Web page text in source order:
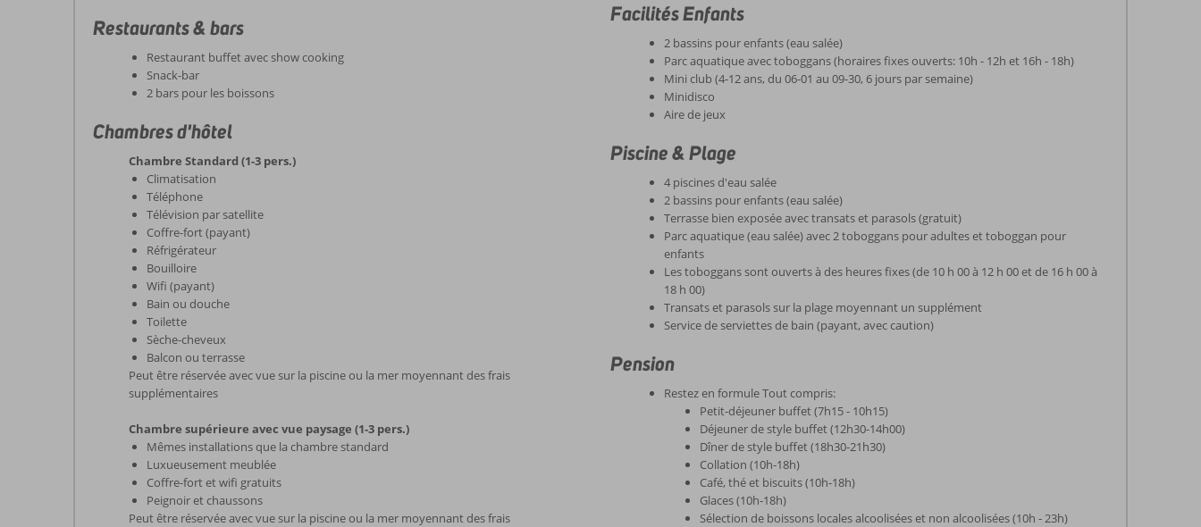
Restaurants & bars
Restaurant buffet avec show cooking
Snack-bar
2 bars pour les boissons
Chambres d'hôtel
Chambre Standard (1-3 pers.)
Climatisation
Téléphone
Télévision par satellite
Coffre-fort (payant)
Réfrigérateur
Bouilloire
Wifi (payant)
Bain ou douche
Toilette
Sèche-cheveux
Balcon ou terrasse
Peut être réservée avec vue sur la piscine ou la mer moyennant des frais
supplémentaires
Chambre supérieure avec vue paysage (1-3 pers.)
Mêmes installations que la chambre standard
Luxueusement meublée
Coffre-fort et wifi gratuits
Peignoir et chaussons
Peut être réservée avec vue sur la piscine ou la mer moyennant des frais
Facilités Enfants
2 bassins pour enfants (eau salée)
Parc aquatique avec toboggans (horaires fixes ouverts: 10h - 12h et 16h - 18h)
Mini club (4-12 ans, du 06-01 au 09-30, 6 jours par semaine)
Minidisco
Aire de jeux
Piscine & Plage
4 piscines d'eau salée
2 bassins pour enfants (eau salée)
Terrasse bien exposée avec transats et parasols (gratuit)
Parc aquatique (eau salée) avec 2 toboggans pour adultes et toboggan pour
enfants
Les toboggans sont ouverts à des heures fixes (de 10 h 00 à 12 h 00 et de 16 h 00 à
18 h 00)
Transats et parasols sur la plage moyennant un supplément
Service de serviettes de bain (payant, avec caution)
Pension
Restez en formule Tout compris:
Petit-déjeuner buffet (7h15 - 10h15)
Déjeuner de style buffet (12h30-14h00)
Dîner de style buffet (18h30-21h30)
Collation (10h-18h)
Café, thé et biscuits (10h-18h)
Glaces (10h-18h)
Sélection de boissons locales alcoolisées et non alcoolisées (10h - 23h)